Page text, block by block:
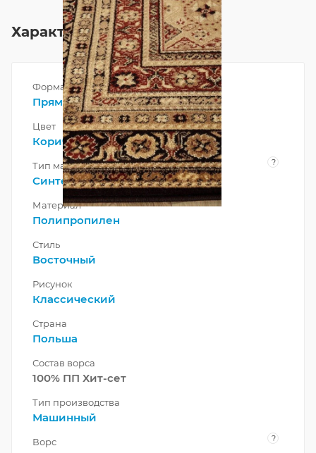
Характеристики
Форма
Прямоугольник
Цвет
Коричневый
Тип материала ?
Синтетический
Материал
Полипропилен
Стиль
Восточный
Рисунок
Классический
Страна
Польша
Состав ворса
100% ПП Хит-сет
Тип производства
Машинный
Ворс ?